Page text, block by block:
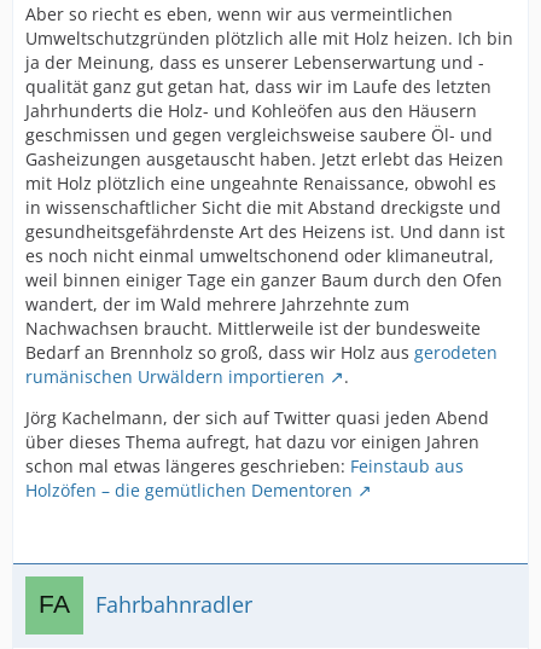
Aber so riecht es eben, wenn wir aus vermeintlichen
Umweltschutzgründen plötzlich alle mit Holz heizen. Ich bin
ja der Meinung, dass es unserer Lebenserwartung und -
qualität ganz gut getan hat, dass wir im Laufe des letzten
Jahrhunderts die Holz- und Kohleöfen aus den Häusern
geschmissen und gegen vergleichsweise saubere Öl- und
Gasheizungen ausgetauscht haben. Jetzt erlebt das Heizen
mit Holz plötzlich eine ungeahnte Renaissance, obwohl es
in wissenschaftlicher Sicht die mit Abstand dreckigste und
gesundheitsgefährdenste Art des Heizens ist. Und dann ist
es noch nicht einmal umweltschonend oder klimaneutral,
weil binnen einiger Tage ein ganzer Baum durch den Ofen
wandert, der im Wald mehrere Jahrzehnte zum
Nachwachsen braucht. Mittlerweile ist der bundesweite
Bedarf an Brennholz so groß, dass wir Holz aus gerodeten
rumänischen Urwäldern importieren
.
Jörg Kachelmann, der sich auf Twitter quasi jeden Abend
über dieses Thema aufregt, hat dazu vor einigen Jahren
schon mal etwas längeres geschrieben: Feinstaub aus
Holzöfen – die gemütlichen Dementoren
Fahrbahnradler